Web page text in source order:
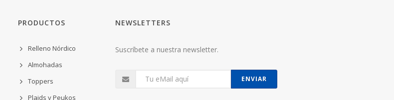
PRODUCTOS
Relleno Nórdico
Almohadas
Toppers
Plaids y Peukos
NEWSLETTERS
Suscríbete a nuestra newsletter.
ENVIAR